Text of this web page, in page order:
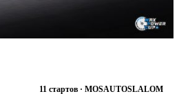
11 стартов · MOSAUTOSLALOM